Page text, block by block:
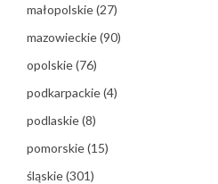
małopolskie(27)
mazowieckie(90)
opolskie(76)
podkarpackie(4)
podlaskie(8)
pomorskie(15)
śląskie(301)